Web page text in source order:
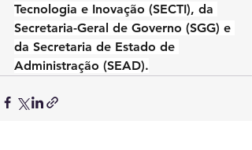
Tecnologia e Inovação (SECTI), da
Secretaria-Geral de Governo (SGG) e
da Secretaria de Estado de
Administração (SEAD).